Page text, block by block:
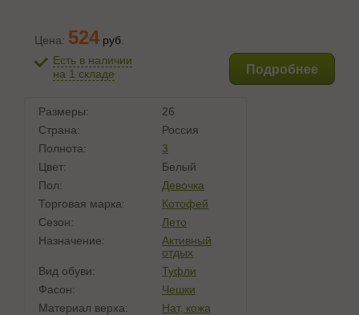
Цена: 524 руб
Есть в наличии
на 1 складе
Подробнее
Размеры:
26
Страна:
Россия
Полнота:
3
Цвет:
Белый
Пол:
Девочка
Торговая марка:
Котофей
Сезон:
Лето
Назначение:
Активный
отдых
Вид обуви:
Туфли
Фасон:
Чешки
Материал верха:
Нат, кожа